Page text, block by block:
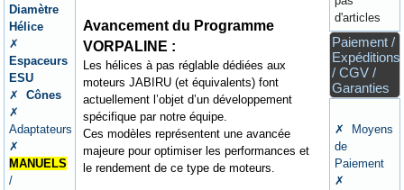
Diamètre
Hélice
✗
Espaceurs
ESU
✗
Cônes
✗
Adaptateurs
✗
MANUELS
/
Avancement du Programme
VORPALINE :
Les hélices à pas réglable dédiées aux
moteurs JABIRU (et équivalents) font
actuellement l’objet d’un développement
spécifique par notre équipe.
Ces modèles représentent une avancée
majeure pour optimiser les performances et
le rendement de ce type de moteurs.
d'articles
Paiement /
Expéditions
/ CGV /
Garanties
✗ Moyens
de
Paiement
✗